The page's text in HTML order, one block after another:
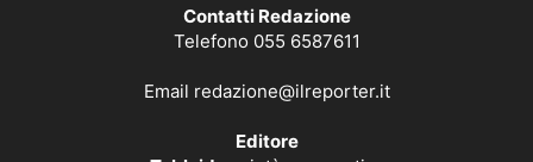
Contatti Redazione
Telefono 055 6587611
Email redazione@ilreporter.it
Editore